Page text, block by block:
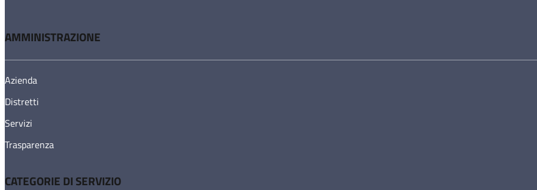
AMMINISTRAZIONE
Azienda
Distretti
Servizi
Trasparenza
CATEGORIE DI SERVIZIO